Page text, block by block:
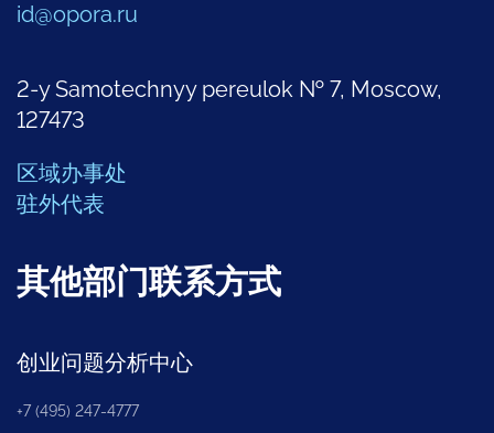
id@opora.ru
2-y Samotechnyy pereulok № 7, Moscow,
127473
区域办事处
驻外代表
其他部门联系方式
创业问题分析中心
+7 (495) 247-4777